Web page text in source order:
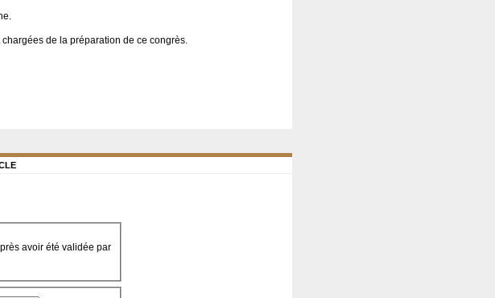
de la préparation de ce congrès.
avoir été validée par